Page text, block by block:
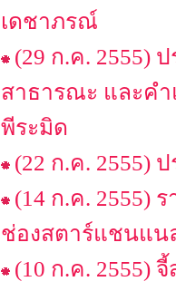
เดชาภรณ์
(29 ก.ค. 2555)
สาธารณะ และค
พีระมิด
(22 ก.ค. 2555)
(14 ก.ค. 2555)
ช่องสตาร์แชนแน
(10 ก.ค. 2555)